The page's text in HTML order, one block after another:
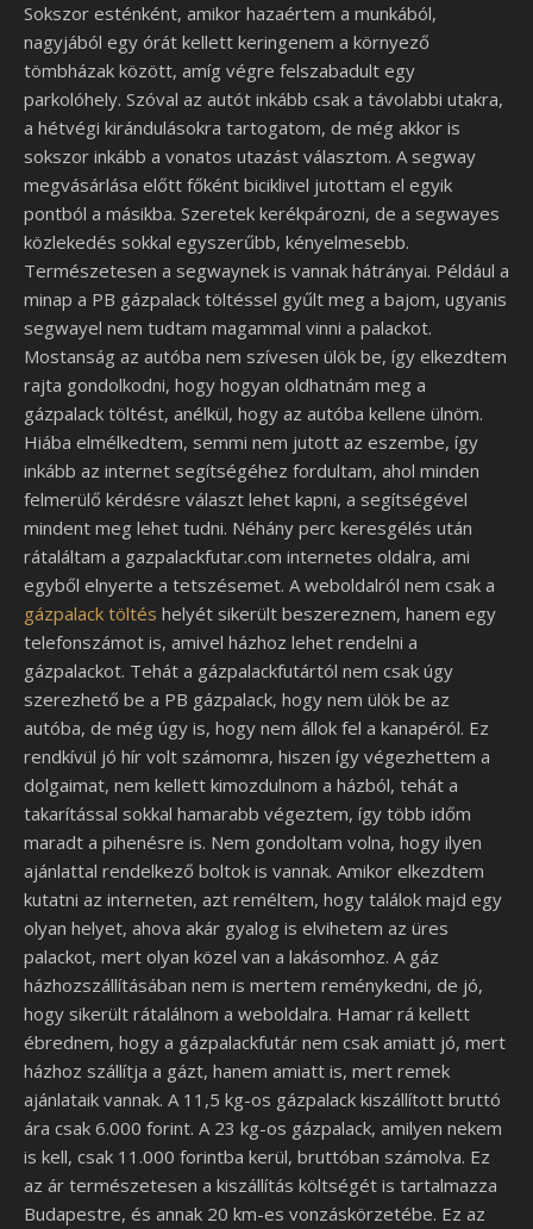
Sokszor esténként, amikor hazaértem a munkából,
nagyjából egy órát kellett keringenem a környező
tömbházak között, amíg végre felszabadult egy
parkolóhely. Szóval az autót inkább csak a távolabbi utakra,
a hétvégi kirándulásokra tartogatom, de még akkor is
sokszor inkább a vonatos utazást választom. A segway
megvásárlása előtt főként biciklivel jutottam el egyik
pontból a másikba. Szeretek kerékpározni, de a segwayes
közlekedés sokkal egyszerűbb, kényelmesebb.
Természetesen a segwaynek is vannak hátrányai. Például a
minap a PB gázpalack töltéssel gyűlt meg a bajom, ugyanis
segwayel nem tudtam magammal vinni a palackot.
Mostanság az autóba nem szívesen ülök be, így elkezdtem
rajta gondolkodni, hogy hogyan oldhatnám meg a
gázpalack töltést, anélkül, hogy az autóba kellene ülnöm.
Hiába elmélkedtem, semmi nem jutott az eszembe, így
inkább az internet segítségéhez fordultam, ahol minden
felmerülő kérdésre választ lehet kapni, a segítségével
mindent meg lehet tudni. Néhány perc keresgélés után
rátaláltam a gazpalackfutar.com internetes oldalra, ami
egyből elnyerte a tetszésemet. A weboldalról nem csak a
gázpalack töltés helyét sikerült beszereznem, hanem egy
telefonszámot is, amivel házhoz lehet rendelni a
gázpalackot. Tehát a gázpalackfutártól nem csak úgy
szerezhető be a PB gázpalack, hogy nem ülök be az
autóba, de még úgy is, hogy nem állok fel a kanapéról. Ez
rendkívül jó hír volt számomra, hiszen így végezhettem a
dolgaimat, nem kellett kimozdulnom a házból, tehát a
takarítással sokkal hamarabb végeztem, így több időm
maradt a pihenésre is. Nem gondoltam volna, hogy ilyen
ajánlattal rendelkező boltok is vannak. Amikor elkezdtem
kutatni az interneten, azt reméltem, hogy találok majd egy
olyan helyet, ahova akár gyalog is elvihetem az üres
palackot, mert olyan közel van a lakásomhoz. A gáz
házhozszállításában nem is mertem reménykedni, de jó,
hogy sikerült rátalálnom a weboldalra. Hamar rá kellett
ébrednem, hogy a gázpalackfutár nem csak amiatt jó, mert
házhoz szállítja a gázt, hanem amiatt is, mert remek
ajánlataik vannak. A 11,5 kg-os gázpalack kiszállított bruttó
ára csak 6.000 forint. A 23 kg-os gázpalack, amilyen nekem
is kell, csak 11.000 forintba kerül, bruttóban számolva. Ez
az ár természetesen a kiszállítás költségét is tartalmazza
Budapestre, és annak 20 km-es vonzáskörzetébe. Ez az